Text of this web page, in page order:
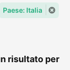
Paese: Italia
risultato per